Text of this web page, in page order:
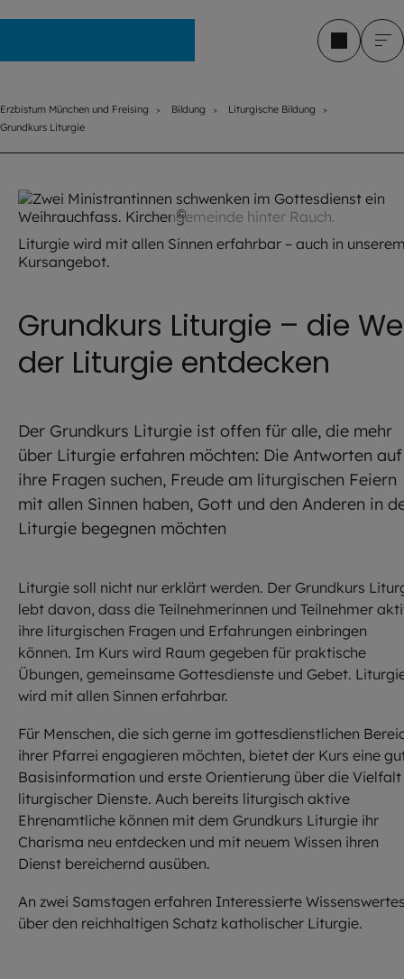
Erzbistum München und Freising Bildung
Liturgische Bildung
Grundkurs Liturgie
© Hendrik Steffens / EOM
Liturgie wird mit allen Sinnen erfahrbar – auch in
Kursangebot.
Grundkurs Liturgie – die
der Liturgie entdecken
Der Grundkurs Liturgie ist offen für alle, die mehr
über Liturgie erfahren möchten: Die Antworten auf
ihre Fragen suchen, Freude am liturgischen Feiern
mit allen Sinnen haben, Gott und den Anderen in
Liturgie begegnen möchten
Liturgie soll nicht nur erklärt werden. Der Grundkurs
lebt davon, dass die Teilnehmerinnen und Teilnehmer
ihre liturgischen Fragen und Erfahrungen einbringen
können. Im Kurs wird Raum gegeben für praktische
Übungen, gemeinsame Gottesdienste und Gebet.
wird mit allen Sinnen erfahrbar.
Für Menschen, die sich gerne im gottesdienstlichen
ihrer Pfarrei engagieren möchten, bietet der Kurs eine
Basisinformation und erste Orientierung über die Vielfalt
liturgischer Dienste. Auch bereits liturgisch aktive
Ehrenamtliche können mit dem Grundkurs Liturgie ihr
Charisma neu entdecken und mit neuem Wissen ihren
Dienst bereichernd ausüben.
An zwei Samstagen erfahren Interessierte
über den reichhaltigen Schatz katholischer Liturgie.